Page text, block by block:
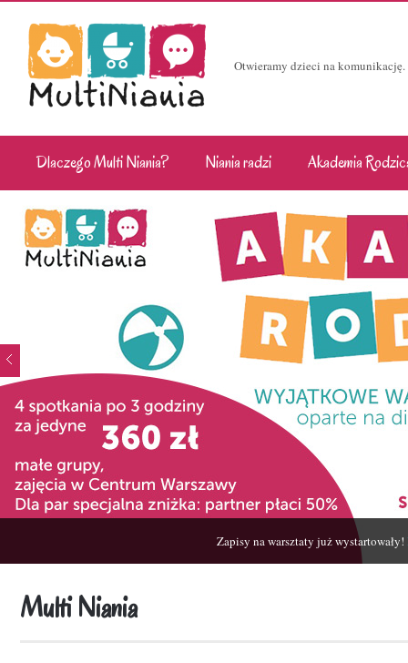
Otwieramy dzieci na
Dlaczego Multi Niania? Niania radzi Akademia
Zapisy na warsztaty już wystartowały!
Multi Niania